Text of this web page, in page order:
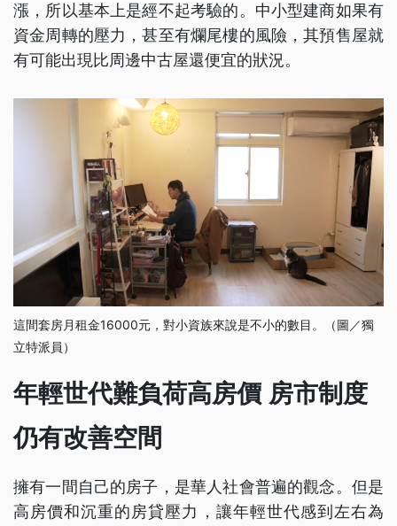
漲，所以基本上是經不起考驗的。中小型建商如果有
資金周轉的壓力，甚至有爛尾樓的風險，其預售屋就
有可能出現比周邊中古屋還便宜的狀況。
這間套房月租金16000元，對小資族來說是不小的數目。（圖／獨
立特派員）
年輕世代難負荷高房價 房市制度
仍有改善空間
擁有一間自己的房子，是華人社會普遍的觀念。但是
高房價和沉重的房貸壓力，讓年輕世代感到左右為